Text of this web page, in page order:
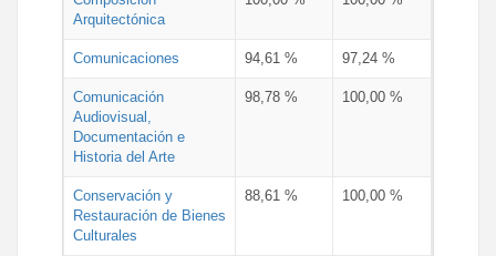
Arquitectónica
Comunicaciones 94,61 % 97,24 %
Comunicación
Audiovisual,
Documentación e
Historia del Arte
98,78 % 100,00 %
Conservación y
Restauración de Bienes
Culturales
88,61 % 100,00 %